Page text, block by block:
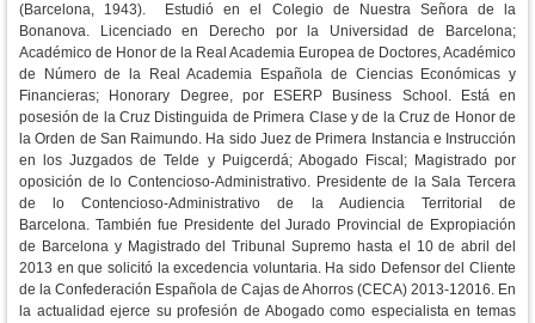
(Barcelona, 1943).
Estudió en el Colegio de Nuestra Señora de la
Bonanova.
Licenciado en Derecho por la Universidad de Barcelona;
Académico de Honor de la Real Academia Europea de Doctores, Académico
de Número de la Real Academia Española de Ciencias Económicas y
Financieras; Honorary Degree, por ESERP Business School.
Está en
posesión de la Cruz Distinguida de Primera Clase y de la Cruz de Honor de
la Orden de San Raimundo. Ha sido Juez de Primera Instancia e Instrucción
en los Juzgados de Telde y Puigcerdá; Abogado Fiscal; Magistrado por
oposición de lo Contencioso-Administrativo. Presidente de la Sala Tercera
de lo Contencioso-Administrativo de la Audiencia Territorial de
Barcelona. También fue Presidente del Jurado Provincial de Expropiación
de Barcelona y Magistrado del Tribunal Supremo hasta el 10 de abril del
2013 en que solicitó la excedencia voluntaria. Ha sido Defensor del Cliente
de la Confederación Española de Cajas de Ahorros (CECA) 2013-12016. En
la actualidad ejerce su profesión de Abogado como especialista en temas